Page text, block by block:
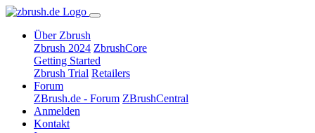
Über Zbrush
Zbrush 2024 ZbrushCore
Getting Started
Zbrush Trial Retailers
Forum
ZBrush.de - Forum ZBrushCentral
Anmelden
Kontakt